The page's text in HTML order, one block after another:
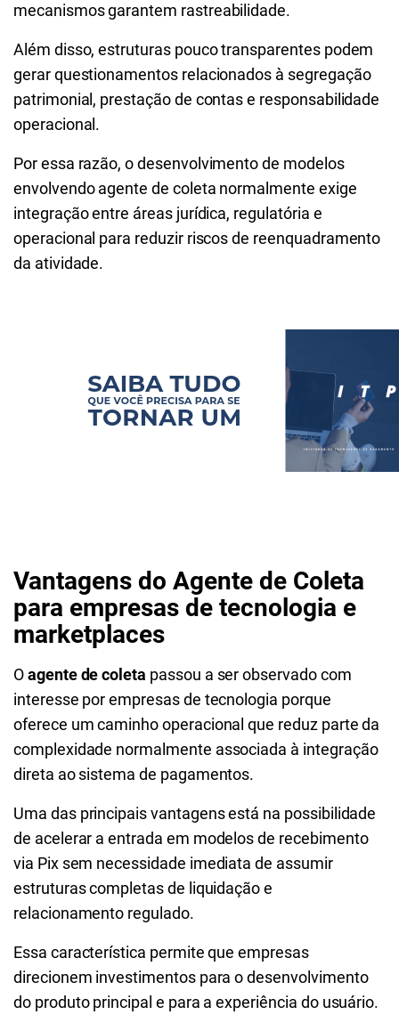
mecanismos garantem rastreabilidade.
Além disso, estruturas pouco transparentes podem
gerar questionamentos relacionados à segregação
patrimonial, prestação de contas e responsabilidade
operacional.
Por essa razão, o desenvolvimento de modelos
envolvendo agente de coleta normalmente exige
integração entre áreas jurídica, regulatória e
operacional para reduzir riscos de reenquadramento
da atividade.
Vantagens do Agente de Coleta
para empresas de tecnologia e
marketplaces
Oagente de coleta passou a ser observado com
interesse por empresas de tecnologia porque
oferece um caminho operacional que reduz parte da
complexidade normalmente associada à integração
direta ao sistema de pagamentos.
Uma das principais vantagens está na possibilidade
de acelerar a entrada em modelos de recebimento
via Pix sem necessidade imediata de assumir
estruturas completas de liquidação e
relacionamento regulado.
Essa característica permite que empresas
direcionem investimentos para o desenvolvimento
do produto principal e para a experiência do usuário.